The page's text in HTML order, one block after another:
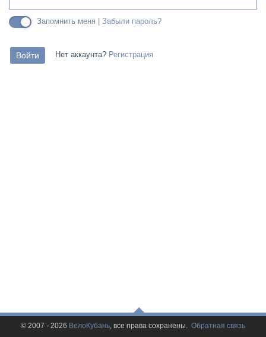
Запомнить меня | Забыли пароль?
Нет аккаунта? Регистрация
© 2007 - 2026 ВелоКубань, все права сохранены. Обратная связь